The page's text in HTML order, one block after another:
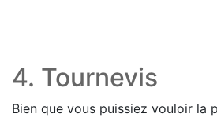
4. Tournevis
Bien que vous puissiez vouloir la